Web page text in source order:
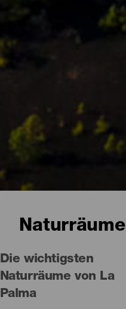
Naturräume
Die wichtigsten
Naturräume von La
Palma